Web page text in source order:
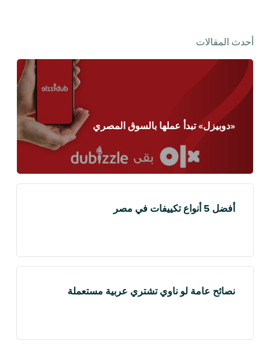
أحدث المقالات
«دوبيزل» تبدأ عملها بالسوق المصري
أفضل 5 أنواع تكييفات في مصر
نصائح عامة لو ناوي تشتري عربية مستعملة